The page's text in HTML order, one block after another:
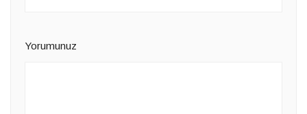
Yorumunuz